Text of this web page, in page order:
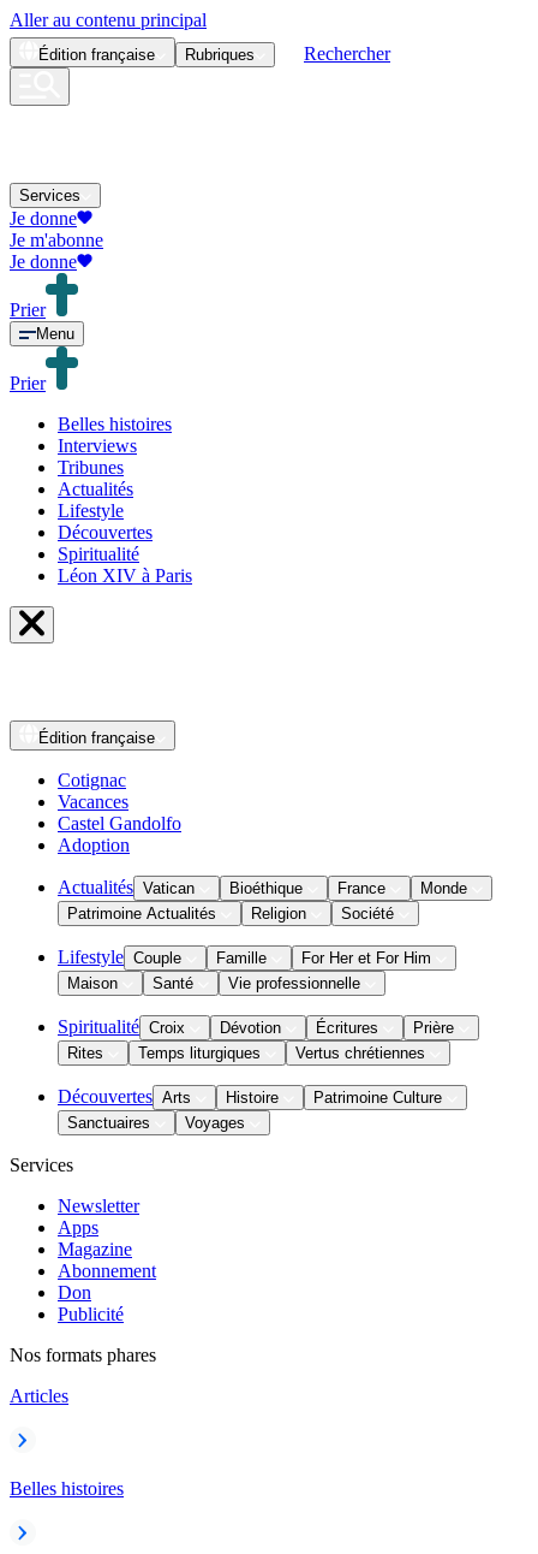
Aller au contenu principal
Édition française Rubriques Rechercher
Services
Je donne
Je m'abonne
Je donne
Prier
Menu
Prier
Belles histoires
Interviews
Tribunes
Actualités
Lifestyle
Découvertes
Spiritualité
Léon XIV à Paris
Édition française
Cotignac
Vacances
Castel Gandolfo
Adoption
Actualités Vatican Bioéthique France
Monde
Patrimoine Actualités
Religion Société
Lifestyle Couple Famille
For Her et For Him
Maison
Santé Vie professionnelle
Spiritualité Croix Dévotion Écritures
Prière
Rites
Temps liturgiques Vertus chrétiennes
Découvertes Arts Histoire
Patrimoine Culture
Sanctuaires
Voyages
Services
Newsletter
Apps
Magazine
Abonnement
Don
Publicité
Nos formats phares
Articles
Belles histoires